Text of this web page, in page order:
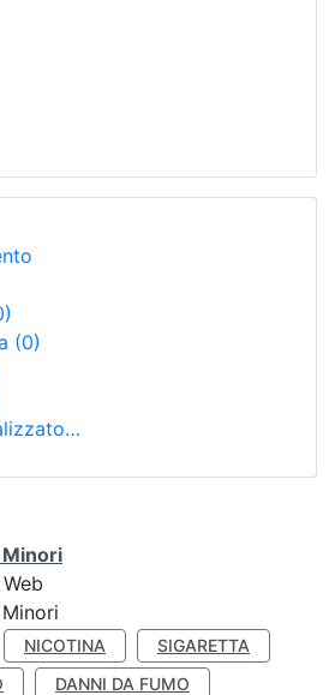
(0)
Minori
NICOTINA
SIGARETTA
DANNI DA FUMO